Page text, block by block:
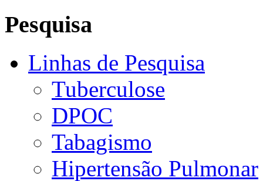
Pesquisa
Linhas de Pesquisa
Tuberculose
DPOC
Tabagismo
Hipertensão Pulmonar